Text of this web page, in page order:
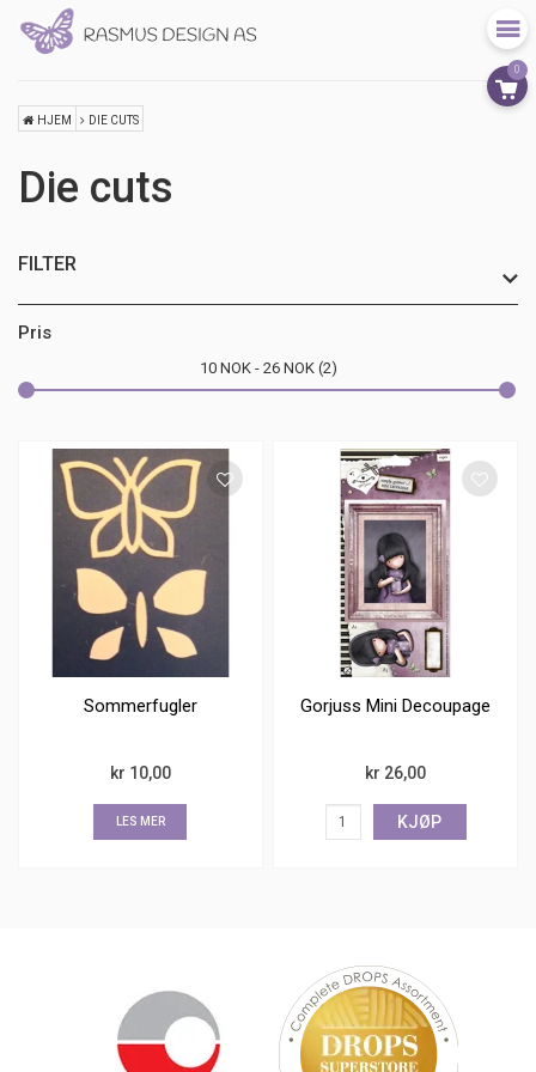
0
HJEM DIE CUTS
Die cuts
FILTER
Farge
Pris
10 NOK 26 NOK 2
Sommerfugler
kr 10,00
LES MER
Gorjuss Mini Decoupage
kr 26,00
KJØP